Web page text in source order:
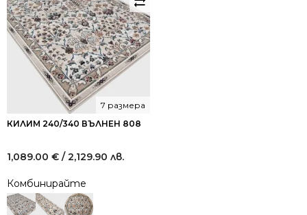
КИЛИМ 240/340 ВЪЛНЕН 808
7 размера
1,089.00 € / 2,129.90 лв.
Комбинирайте